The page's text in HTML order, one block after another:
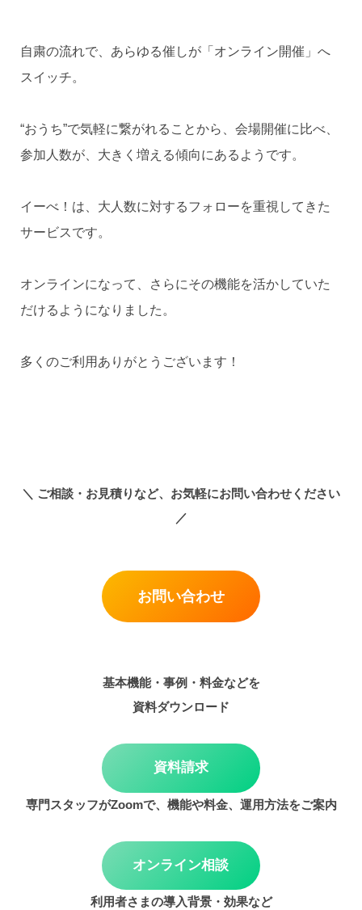
自粛の流れで、あらゆる催しが「オンライン開催」へ
スイッチ。
“おうち”で気軽に繋がれることから、会場開催に比べ、
参加人数が、大きく増える傾向にあるようです。
イーべ！は、大人数に対するフォローを重視してきた
サービスです。
オンラインになって、さらにその機能を活かしていた
だけるようになりました。
多くのご利用ありがとうございます！
＼ ご相談・お見積りなど、お気軽にお問い合わせください
／
お問い合わせ
基本機能・事例・料金などを
資料ダウンロード
資料請求
専門スタッフがZoomで、機能や料金、運用方法をご案内
オンライン相談
利用者さまの導入背景・効果など